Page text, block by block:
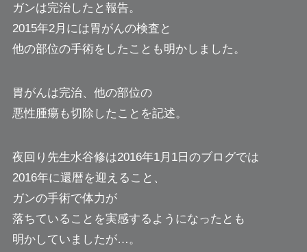
ガンは完治したと報告。
2015年2月には胃がんの検査と
他の部位の手術をしたことも明かしました。
胃がんは完治、他の部位の
悪性腫瘍も切除したことを記述。
夜回り先生水谷修は2016年1月1日のブログでは
2016年に還暦を迎えること、
ガンの手術で体力が
落ちていることを実感するようになったとも
明かしていましたが…。